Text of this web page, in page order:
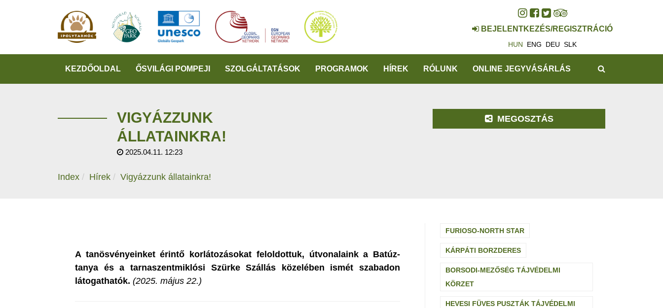
BEJELENTKEZÉS/REGISZTRÁCIÓ
HUN ENG DEU SLK
KEZDŐOLDAL ŐSVILÁGI POMPEJI SZOLGÁLTATÁSOK PROGRAMOK HÍREK RÓLUNK ONLINE JEGYVÁSÁRLÁS
VIGYÁZZUNK
ÁLLATAINKRA!
2025.04.11. 12:23
Index Hírek Vigyázzunk állatainkra!
MEGOSZTÁS
A tanösvényeinket érintő korlátozásokat feloldottuk, útvonalaink a Batúz-
tanya és a tarnaszentmiklósi Szürke Szállás közelében ismét szabadon
látogathatók. (2025. május 22.)
FURIOSO-NORTH STAR
KÁRPÁTI BORZDERES
BORSODI-MEZŐSÉG TÁJVÉDELMI
KÖRZET
HEVESI FÜVES PUSZTÁK TÁJVÉDELMI